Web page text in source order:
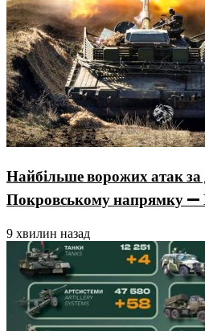
Найбільше ворожих атак за
Покровському напрямку
9 хвилин назад